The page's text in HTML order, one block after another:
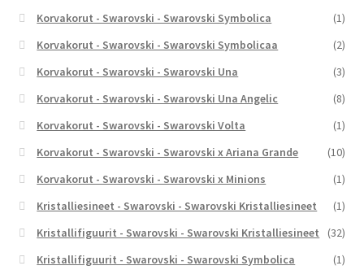
Korvakorut - Swarovski - Swarovski Symbolica
(1)
Korvakorut - Swarovski - Swarovski Symbolicaa
(2)
Korvakorut - Swarovski - Swarovski Una
(3)
Korvakorut - Swarovski - Swarovski Una Angelic
(8)
Korvakorut - Swarovski - Swarovski Volta
(1)
Korvakorut - Swarovski - Swarovski x Ariana Grande
(10)
Korvakorut - Swarovski - Swarovski x Minions
(1)
Kristalliesineet - Swarovski - Swarovski Kristalliesineet
(1)
Kristallifiguurit - Swarovski - Swarovski Kristalliesineet
(32)
Kristallifiguurit - Swarovski - Swarovski Symbolica
(1)